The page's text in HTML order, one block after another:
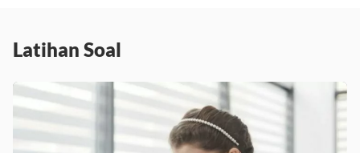
Latihan Soal